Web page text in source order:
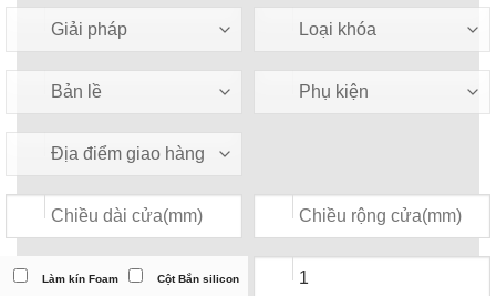
Làm kín Foam Cột Bắn silicon